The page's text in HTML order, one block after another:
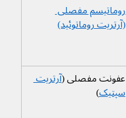
روماتیسم مفصلی
(آرتریت روماتوئید)
عفونت مفصلی (آرتریت
سپتیک)